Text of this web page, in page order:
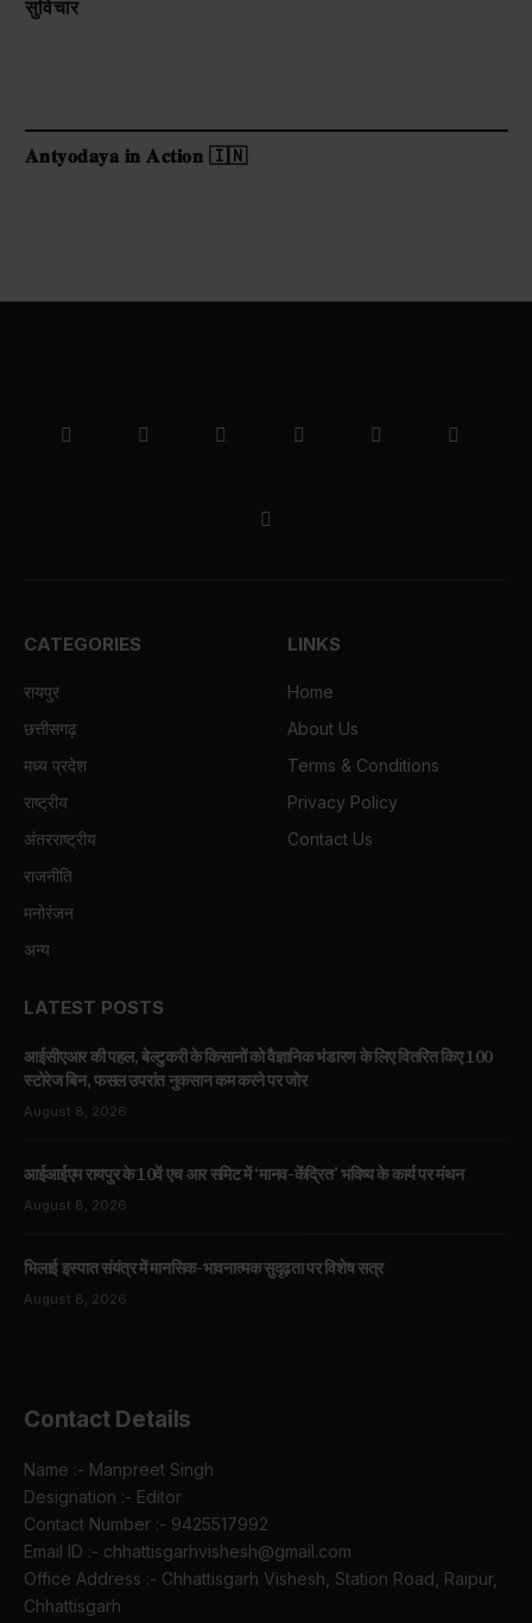
सुविचार
𝐀𝐧𝐭𝐲𝐨𝐝𝐚𝐲𝐚 𝐢𝐧 𝐀𝐜𝐭𝐢𝐨𝐧 🇮🇳
FacebookX
Pinterest Vimeo WhatsAppTikTok
Instagram
CATEGORIES
रायपुर
छत्तीसगढ़
मध्य प्रदेश
राष्ट्रीय
अंतरराष्ट्रीय
राजनीति
मनोरंजन
अन्य
LINKS
Home
About Us
Terms & Conditions
Privacy Policy
Contact Us
LATEST POSTS
आईसीएआर की पहल, बेल्टुकरी के किसानों को वैज्ञानिक भंडारण के लिए वितरित किए 100
स्टोरेज बिन, फसल उपरांत नुकसान कम करने पर जोर
August 8, 2026
आईआईएम रायपुर के 10वें एच आर समिट में ‘मानव-केंद्रित’ भविष्य के कार्य पर मंथन
August 8, 2026
भिलाई इस्पात संयंत्र में मानसिक-भावनात्मक सुदृढ़ता पर विशेष सत्र
August 8, 2026
Contact Details
Name :- Manpreet Singh
Designation :- Editor
Contact Number :- 9425517992
Email ID :- chhattisgarhvishesh@gmail.com
Office Address :- Chhattisgarh Vishesh, Station Road, Raipur,
Chhattisgarh